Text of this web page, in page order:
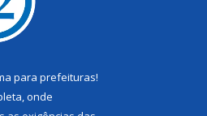
para prefeituras!
onde